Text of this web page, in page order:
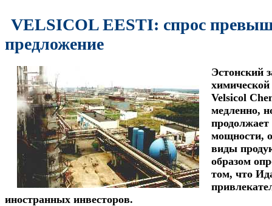
VELSICOL EESTI: спрос
предложение
Эстонский
Velsicol
медленно,
мощности,
виды
образом
том, что
иностранных инвесторов.